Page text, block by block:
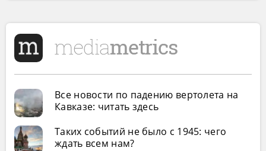
Все новости по падению вертолета на
Кавказе: читать здесь
Таких событий не было с 1945: чего
ждать всем нам?